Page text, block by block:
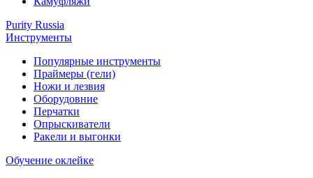
Purity Russia
Инструменты
Популярные инструменты
Праймеры (гели)
Ножи и лезвия
Оборудовние
Перчатки
Опрыскиватели
Ракели и выгонки
Обучение оклейке